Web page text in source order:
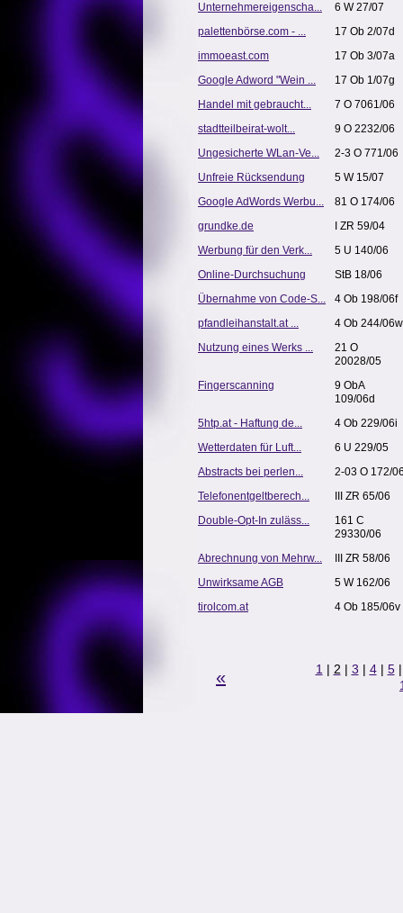
Unternehmereigenscha...
6 W 27/07
palettenbörse.com - ...
17 Ob 2/07d
immoeast.com
17 Ob 3/07a
Google Adword "Wein ...
17 Ob 1/07g
Handel mit gebraucht...
7 O 7061/06
stadtteilbeirat-wolt...
9 O 2232/06
Ungesicherte WLan-Ve...
2-3 O 771/06
Unfreie Rücksendung
5 W 15/07
Google AdWords Werbu...
81 O 174/06
grundke.de
I ZR 59/04
Werbung für den Verk...
5 U 140/06
Online-Durchsuchung
StB 18/06
Übernahme von Code-S...
4 Ob 198/06f
pfandleihanstalt.at ...
4 Ob 244/06w
Nutzung eines Werks ...
21 O
20028/05
Fingerscanning
9 ObA
109/06d
5htp.at - Haftung de...
4 Ob 229/06i
Wetterdaten für Luft...
6 U 229/05
Abstracts bei perlen...
2-03 O 172/
Telefonentgeltberech...
III ZR 65/06
Double-Opt-In zuläss...
161 C
29330/06
Abrechnung von Mehrw...
III ZR 58/06
Unwirksame AGB
5 W 162/06
tirolcom.at
4 Ob 185/06v
« 1 | 2 | 3 | 4| 5